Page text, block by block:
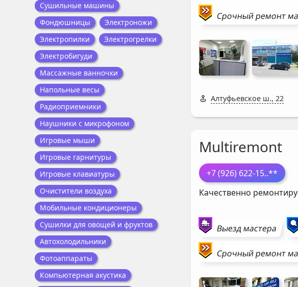
Сушильные машины
Фондюшницы
Электроножи
Электропилки
Электрогрелки
Электробигуди
Массажные ванночки
Напольные весы
Радиоприемники
Наушники с микрофоном
Игровые мыши
Игровые гарнитуры
Игровые клавиатуры
Очистители воздуха
Мобильные кондиционеры
Сушилки для овощей и фруктов
Автохолодильники
Фотоаппараты
Компьютерная акустика
Срочный ремонт
Алтуфьевское ш., 22
Multiremont
+7 (926) 622-15..**
Качественно
Выезд мастера
Срочный ремонт